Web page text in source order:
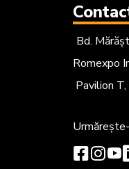
Bd.
Romexpo
Pavilion